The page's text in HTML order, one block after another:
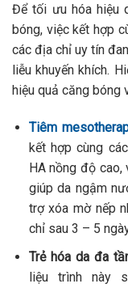
Để tối ưu hóa hiệu
bóng, việc kết hợp
các địa chỉ uy tín
liễu khuyến khích.
hiệu quả căng bóng
Tiêm
kết hợp cùng
HA nồng độ
giúp da ngậm
trợ xóa mờ nếp
chỉ sau 3 – 5
Trẻ hóa da đa
liệu trình này